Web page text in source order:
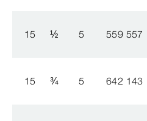
15 ½ 5 559 557
15 ¾ 5 642 143